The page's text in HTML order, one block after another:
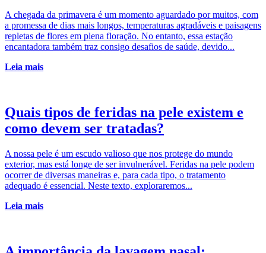
A chegada da primavera é um momento aguardado por muitos, com
a promessa de dias mais longos, temperaturas agradáveis e paisagens
repletas de flores em plena floração. No entanto, essa estação
encantadora também traz consigo desafios de saúde, devido...
Leia mais
Quais tipos de feridas na pele existem e
como devem ser tratadas?
A nossa pele é um escudo valioso que nos protege do mundo
exterior, mas está longe de ser invulnerável. Feridas na pele podem
ocorrer de diversas maneiras e, para cada tipo, o tratamento
adequado é essencial. Neste texto, exploraremos...
Leia mais